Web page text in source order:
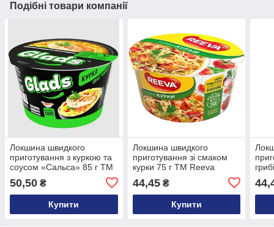
Подібні товари компанії
Локшина швидкого
приготування з куркою та
соусом «Сальса» 85 г ТМ
50,50 ₴
Купити
Локшина швидкого
приготування зі смаком
курки 75 г ТМ Reeva
44,45₴
Купити